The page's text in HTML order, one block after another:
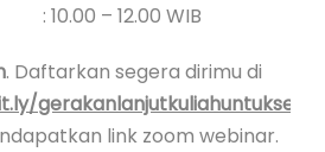
– 12.00 WIB
. Daftarkan segera dirimu di
link zoom webinar.